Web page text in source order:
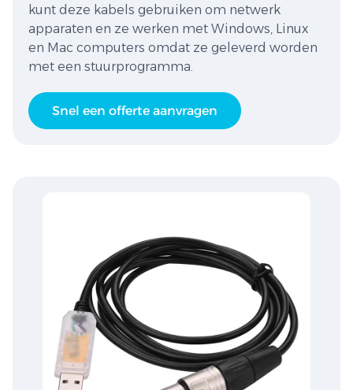
kunt deze kabels gebruiken om netwerk
apparaten en ze werken met Windows, Linux
en Mac computers omdat ze geleverd worden
met een stuurprogramma.
Snel een offerte aanvragen